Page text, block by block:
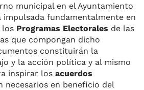
municipal en el Ayuntamiento
impulsada fundamentalmente en
los Programas Electorales de las
que compongan dicho
constituirán la
y la acción política y al mismo
inspirar los acuerdos
necesarios en beneficio del